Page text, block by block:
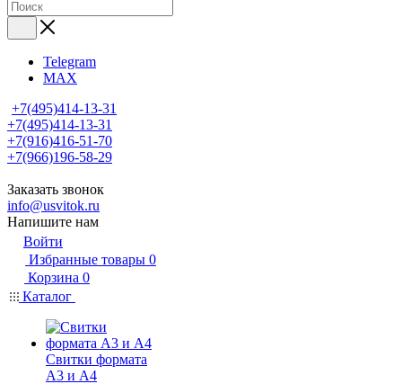
Telegram
MAX
+7(495)414-13-31
+7(495)414-13-31
+7(916)416-51-70
+7(966)196-58-29
Заказать звонок
info@usvitok.ru
Напишите нам
Войти
Избранные товары 0
Корзина 0
Каталог
Свитки формата
А3 и А4